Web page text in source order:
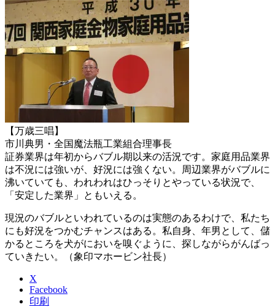
【万歳三唱】
市川典男・全国魔法瓶工業組合理事長
証券業界は年初からバブル期以来の活況です。家庭用品業界
は不況には強いが、好況には強くない。周辺業界がバブルに
沸いていても、われわれはひっそりとやっている状況で、
「安定した業界」ともいえる。
現況のバブルといわれているのは実態のあるわけで、私たち
にも好況をつかむチャンスはある。私自身、年男として、儲
かるところを犬がにおいを嗅ぐように、探しながらがんばっ
ていきたい。（象印マホービン社長）
X
Facebook
印刷